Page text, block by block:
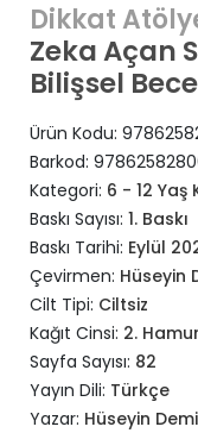
Dikkat
Zeka Açan
Bilişsel
Ürün Kodu:
Barkod:
Kategori: 6 - 12 Yaş
Baskı Sayısı: 1. Baskı
Baskı Tarihi: Eylül
Çevirmen: Hüseyin
Cilt Tipi: Ciltsiz
Kağıt Cinsi: 2. Hamur
Sayfa Sayısı: 82
Yayın Dili: Türkçe
Yazar: Hüseyin